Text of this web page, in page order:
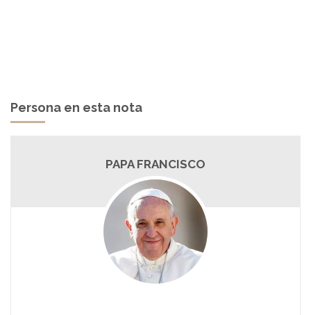
Persona en esta nota
PAPA FRANCISCO